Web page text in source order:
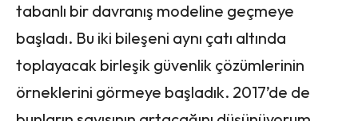
tabanlı bir davranış modeline geçmeye
başladı. Bu iki bileşeni aynı çatı altında
toplayacak birleşik güvenlik çözümlerinin
örneklerini görmeye başladık. 2017’de de